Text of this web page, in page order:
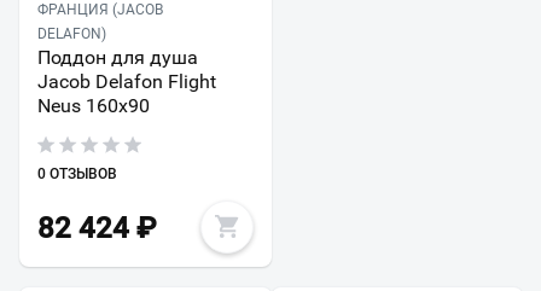
ФРАНЦИЯ (JACOB
DELAFON)
Поддон для душа
Jacob Delafon Flight
Neus 160х90
0 ОТЗЫВОВ
82 424 ₽